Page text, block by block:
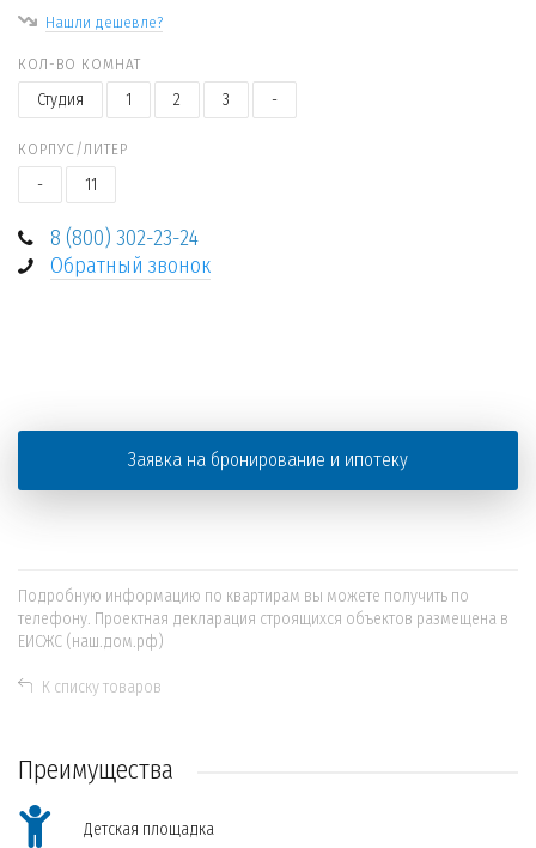
Нашли дешевле?
КОЛ-ВО КОМНАТ
Студия 1 2 3 -
КОРПУС/ЛИТЕР
- 11
8 (800) 302-23-24
Обратный звонок
Заявка на бронирование и ипотеку
Подробную информацию по квартирам вы можете получить по
телефону. Проектная декларация строящихся объектов размещена в
ЕИСЖС (наш.дом.рф)
К списку товаров
Преимущества
Детская площадка